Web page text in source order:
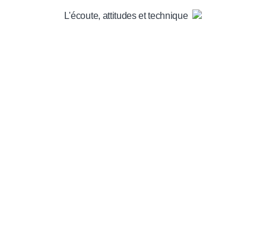
L'écoute, attitudes et techniques